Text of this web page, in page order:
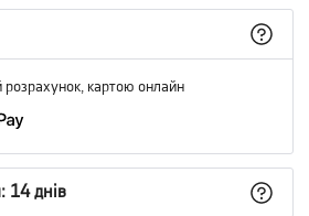
розрахунок, картою онлайн
14 днів